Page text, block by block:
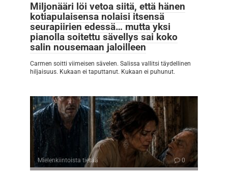
Miljonääri löi vetoa siitä, että hänen
kotiapulaisensa nolaisi itsensä
seurapiirien edessä… mutta yksi
pianolla soitettu sävellys sai koko
salin nousemaan jaloilleen
Carmen soitti viimeisen sävelen. Salissa vallitsi täydellinen
hiljaisuus. Kukaan ei taputtanut. Kukaan ei puhunut.
Mielenkiintoista tietää 0